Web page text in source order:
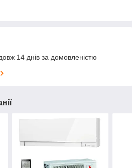
14 днів за домовленістю